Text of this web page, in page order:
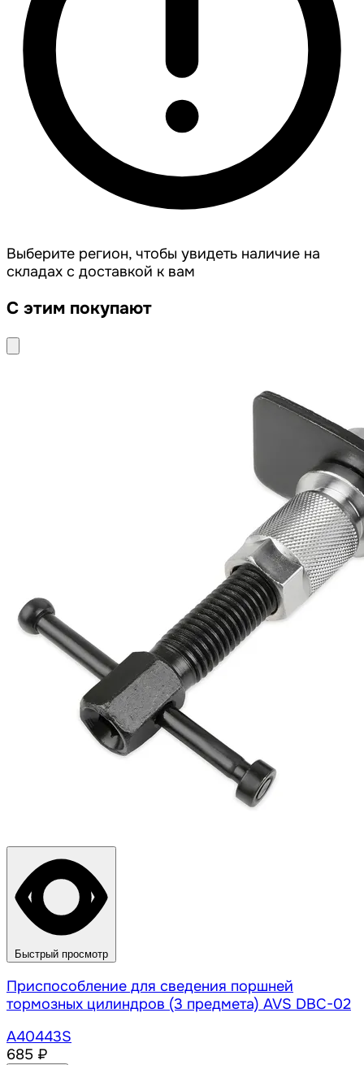
Выберите регион, чтобы увидеть наличие на
складах с доставкой к вам
С этим покупают
Быстрый просмотр
Приспособление для сведения поршней
тормозных цилиндров (3 предмета) AVS DBC-02
A40443S
685 ₽